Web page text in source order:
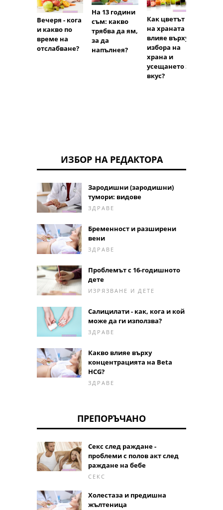
Вечеря - кога
и какво по
време на
отслабване?
На 13 години
съм: какво
трябва да ям,
за да
напълнея?
Как цветът
на храната
влияе върху
избора на
храна и
усещането за
вкус?
ИЗБОР НА РЕДАКТОРА
Зародишни (зародишни)
тумори: видове
ЗДРАВЕ
Бременност и разширени
вени
ЗДРАВЕ
Проблемът с 16-годишното
дете
ИЗРЯЗВАНЕ И ДЕТЕ
Салицилати - как, кога и кой
може да ги използва?
ЗДРАВЕ
Какво влияе върху
концентрацията на Beta
HCG?
ЗДРАВЕ
ПРЕПОРЪЧАНО
Секс след раждане -
проблеми с полов акт след
раждане на бебе
СЕКС
Холестаза и предишна
жълтеница